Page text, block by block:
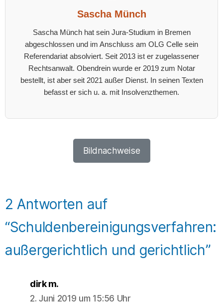
Sascha Münch
Sascha Münch hat sein Jura-Studium in Bremen
abgeschlossen und im Anschluss am OLG Celle sein
Referendariat absolviert. Seit 2013 ist er zugelassener
Rechtsanwalt. Obendrein wurde er 2019 zum Notar
bestellt, ist aber seit 2021 außer Dienst. In seinen Texten
befasst er sich u. a. mit Insolvenzthemen.
Bildnachweise
2 Antworten auf
“Schuldenbereinigungsverfahren:
außergerichtlich und gerichtlich”
dirk m.says:
2. Juni 2019 um 15:56 Uhr